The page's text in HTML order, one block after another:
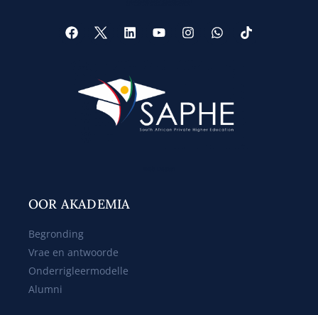
OOR AKADEMIA
Begronding
Vrae en antwoorde
Onderrigleermodelle
Alumni